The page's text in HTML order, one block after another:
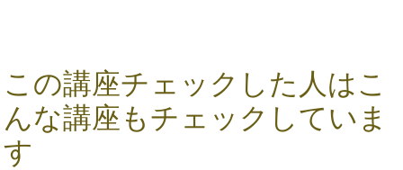
この講座チェックした人はこ
んな講座もチェックしていま
す